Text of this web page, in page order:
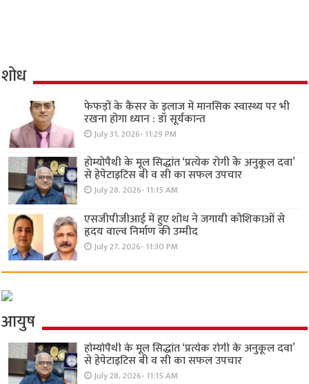
शोध
फेफड़ों के कैंसर के इलाज में मानसिक स्वास्थ्य पर भी
रखना होगा ध्यान : डॉ सूर्यकान्त
July 31, 2026- 11:29 PM
होम्योपैथी के मूल सिद्धांत ‘प्रत्येक रोगी केे अनुकूल दवा’
से हेपेटाइटिस बी व सी का सफल उपचार
July 28, 2026- 11:15 AM
एसजीपीजीआई में हुए शोध ने जगायी कोशिकाओं से
हृदय वाल्व निर्माण की उम्मीद
July 27, 2026- 11:30 PM
आयुष
होम्योपैथी के मूल सिद्धांत ‘प्रत्येक रोगी केे अनुकूल दवा’
से हेपेटाइटिस बी व सी का सफल उपचार
July 28, 2026- 11:15 AM